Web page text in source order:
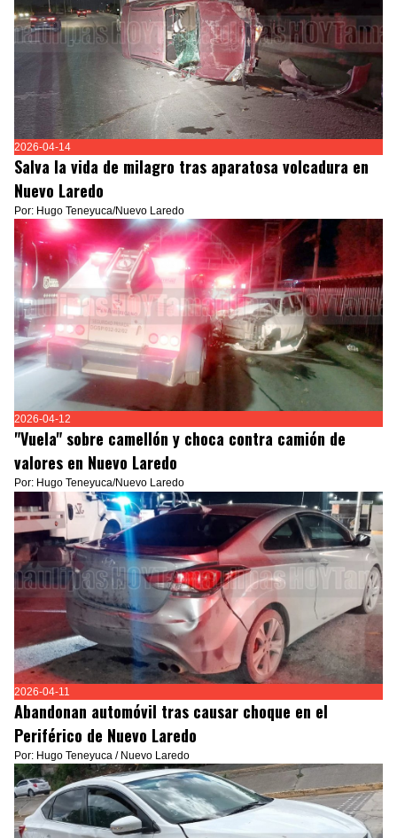
2026-04-14
Salva la vida de milagro tras aparatosa volcadura en
Nuevo Laredo
Por: Hugo Teneyuca/Nuevo Laredo
2026-04-12
"Vuela" sobre camellón y choca contra camión de
valores en Nuevo Laredo
Por: Hugo Teneyuca/Nuevo Laredo
2026-04-11
Abandonan automóvil tras causar choque en el
Periférico de Nuevo Laredo
Por: Hugo Teneyuca / Nuevo Laredo